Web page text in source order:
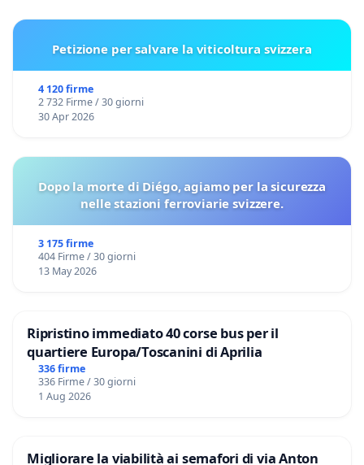
Petizione per salvare la viticoltura svizzera
4 120 firme
2 732 Firme / 30 giorni
30 Apr 2026
Dopo la morte di Diégo, agiamo per la sicurezza
nelle stazioni ferroviarie svizzere.
3 175 firme
404 Firme / 30 giorni
13 May 2026
Ripristino immediato 40 corse bus per il
quartiere Europa/Toscanini di Aprilia
336 firme
336 Firme / 30 giorni
1 Aug 2026
Migliorare la viabilità ai semafori di via Anton